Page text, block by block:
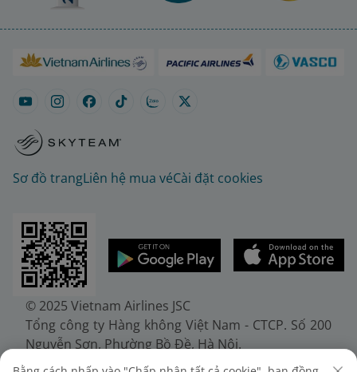
Sơ đồ trangLiên hệ mua véCài đặt cookies
© 2025 Vietnam Airlines JSC
Tổng công ty Hàng không Việt Nam - CTCP. Số 200
Nguyễn Sơn, Phường Bồ Đề, Hà Nội.
Điện thoại: (+84-24) 38272289. Fax: (+84-24)